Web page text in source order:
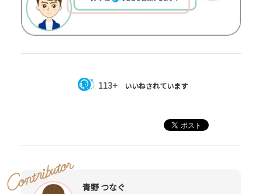
113+ いいねされています
青野 つなぐ